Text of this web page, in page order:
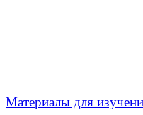
Материалы для